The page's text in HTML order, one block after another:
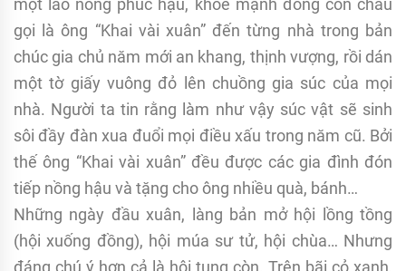
một lão nông phúc hậu, khỏe mạnh đông con cháu
gọi là ông “Khai vài xuân” đến từng nhà trong bản
chúc gia chủ năm mới an khang, thịnh vượng, rồi dán
một tờ giấy vuông đỏ lên chuồng gia súc của mọi
nhà. Người ta tin rằng làm như vậy súc vật sẽ sinh
sôi đầy đàn xua đuổi mọi điều xấu trong năm cũ. Bởi
thế ông “Khai vài xuân” đều được các gia đình đón
tiếp nồng hậu và tặng cho ông nhiều quà, bánh…
Những ngày đầu xuân, làng bản mở hội lồng tồng
(hội xuống đồng), hội múa sư tử, hội chùa… Nhưng
đáng chú ý hơn cả là hội tung còn. Trên bãi cỏ xanh,